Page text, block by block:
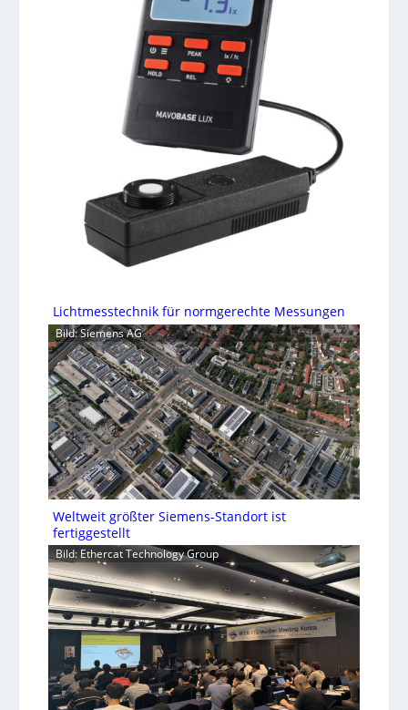
Lichtmesstechnik für normgerechte Messungen
Bild: Siemens AG
Weltweit größter Siemens-Standort ist
fertiggestellt
Bild: Ethercat Technology Group